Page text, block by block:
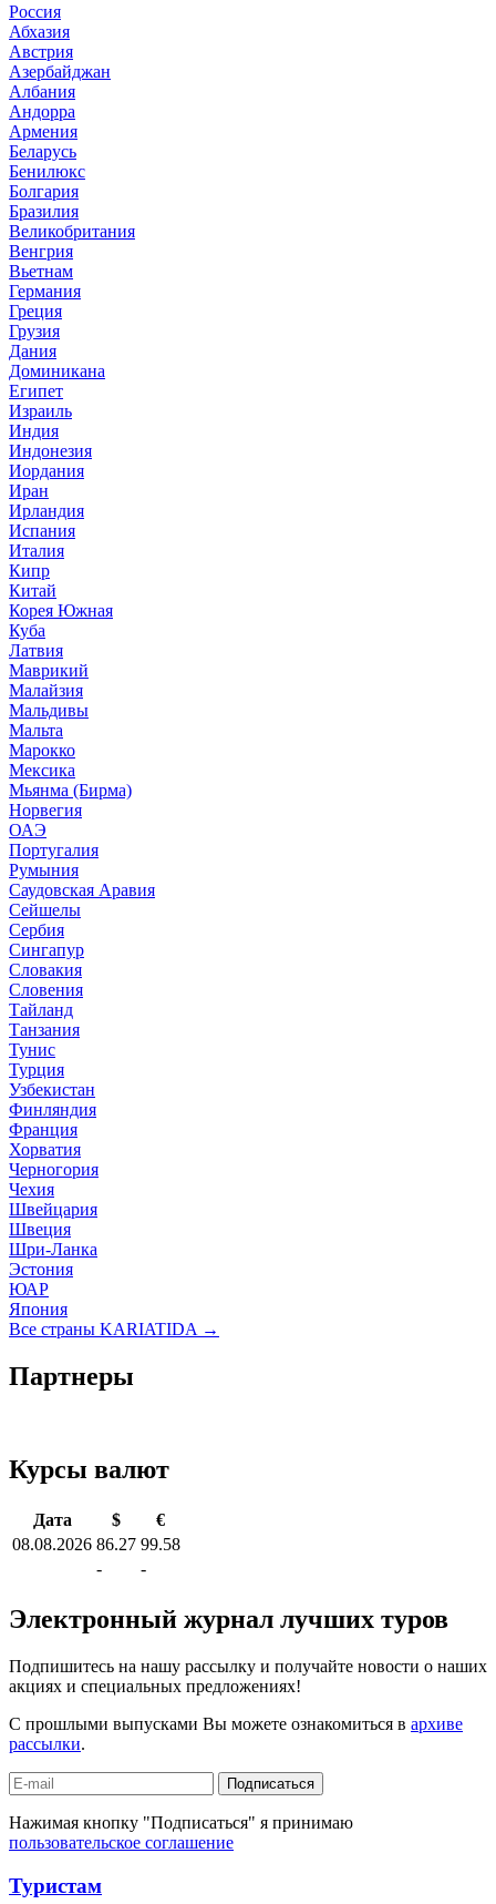
Россия
Абхазия
Австрия
Азербайджан
Албания
Андорра
Армения
Беларусь
Бенилюкс
Болгария
Бразилия
Великобритания
Венгрия
Вьетнам
Германия
Греция
Грузия
Дания
Доминикана
Египет
Израиль
Индия
Индонезия
Иордания
Иран
Ирландия
Испания
Италия
Кипр
Китай
Корея Южная
Куба
Латвия
Маврикий
Малайзия
Мальдивы
Мальта
Марокко
Мексика
Мьянма (Бирма)
Норвегия
ОАЭ
Португалия
Румыния
Саудовская Аравия
Сейшелы
Сербия
Сингапур
Словакия
Словения
Тайланд
Танзания
Тунис
Турция
Узбекистан
Финляндия
Франция
Хорватия
Черногория
Чехия
Швейцария
Швеция
Шри-Ланка
Эстония
ЮАР
Япония
Все страны KARIATIDA →
Партнеры
Курсы валют
Дата $
€
08.08.2026 86.27 99.58
-
-
Электронный журнал лучших туров
Подпишитесь на нашу рассылку и получайте новости о наших
акциях и специальных предложениях!
С прошлыми выпусками Вы можете ознакомиться в архиве
рассылки.
Подписаться
Нажимая кнопку "Подписаться" я принимаю
пользовательское соглашение
Туристам